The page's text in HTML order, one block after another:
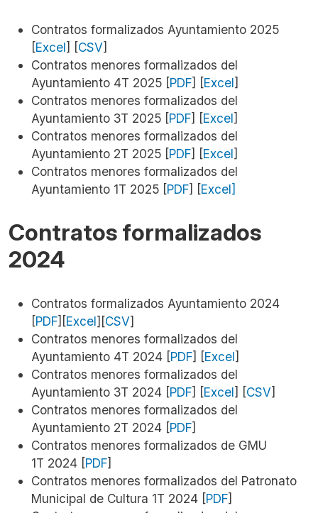
Contratos formalizados Ayuntamiento 2025
[Excel] [CSV]
Contratos menores formalizados del
Ayuntamiento 4T 2025 [PDF] [Excel]
Contratos menores formalizados del
Ayuntamiento 3T 2025 [PDF] [Excel]
Contratos menores formalizados del
Ayuntamiento 2T 2025 [PDF] [Excel]
Contratos menores formalizados del
Ayuntamiento 1T 2025 [PDF] [Excel]
Contratos formalizados
2024
Contratos formalizados Ayuntamiento 2024
[PDF][Excel][CSV]
Contratos menores formalizados del
Ayuntamiento 4T 2024 [PDF] [Excel]
Contratos menores formalizados del
Ayuntamiento 3T 2024 [PDF] [Excel] [CSV]
Contratos menores formalizados del
Ayuntamiento 2T 2024 [PDF]
Contratos menores formalizados de GMU
1T 2024 [PDF]
Contratos menores formalizados del Patronato
Municipal de Cultura 1T 2024 [PDF]